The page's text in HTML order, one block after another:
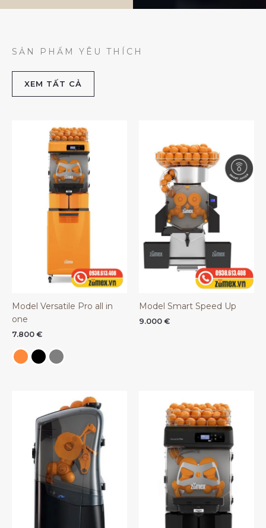
SẢN PHẨM YÊU THÍCH
XEM TẤT CẢ
Model Versatile Pro all in
one
7.800 €
Model Smart Speed Up
9.000 €